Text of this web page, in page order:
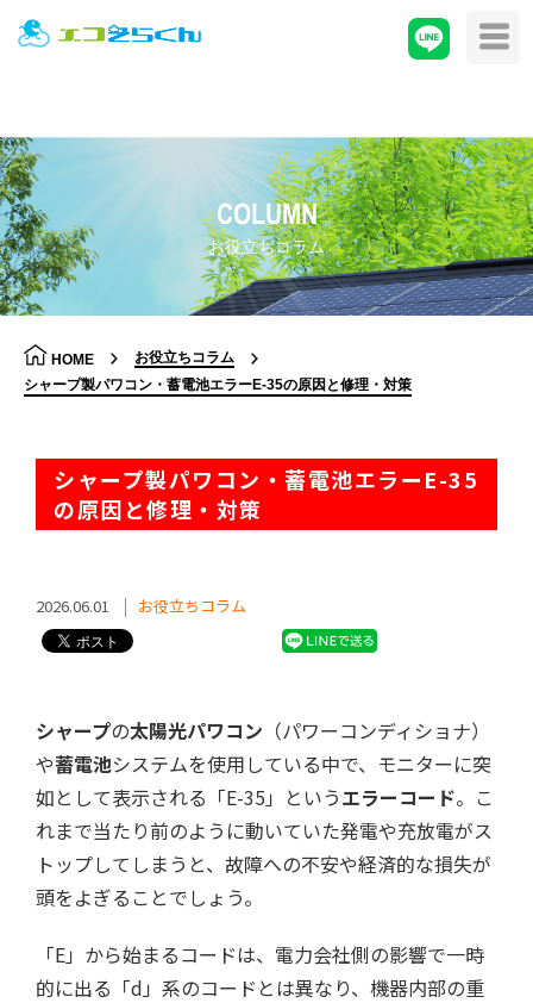
COLUMN
お役立ちコラム
HOME
お役立ちコラム
シャープ製パワコン・蓄電池エラーE-35の原因と修理・対策
シャープ製パワコン・蓄電池エラーE-35
の原因と修理・対策
2026.06.01 お役立ちコラム
シャープの太陽光パワコン （パワーコンディショナ）
や蓄電池システムを使用している中で、モニターに突
如として表示される「E-35」というエラーコード。こ
れまで当たり前のように動いていた発電や充放電がス
トップしてしまうと、故障への不安や経済的な損失が
頭をよぎることでしょう。
「E」から始まるコードは、電力会社側の影響で一時
的に出る「d」系のコードとは異なり、機器内部の重